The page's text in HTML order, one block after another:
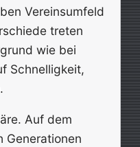
Vereinsumfeld
treten
wie bei
Schnelligkeit,
Auf dem
Generationen